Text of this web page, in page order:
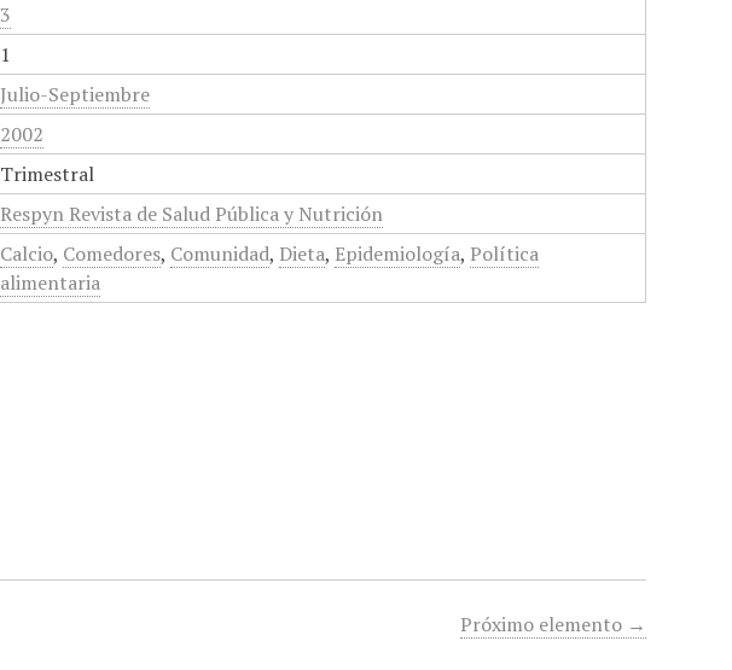
3
1
Julio-Septiembre
2002
Trimestral
Respyn Revista de Salud Pública y Nutrición
Calcio, Comedores, Comunidad, Dieta, Epidemiología, Política
alimentaria
Próximo elemento →